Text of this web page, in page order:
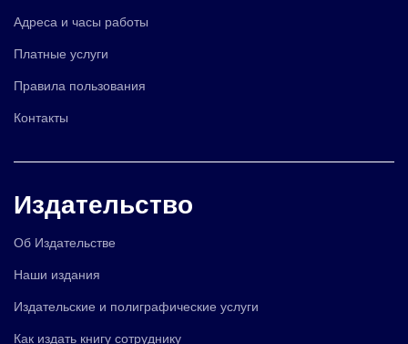
Адреса и часы работы
Платные услуги
Правила пользования
Контакты
Издательство
Об Издательстве
Наши издания
Издательские и полиграфические услуги
Как издать книгу сотруднику